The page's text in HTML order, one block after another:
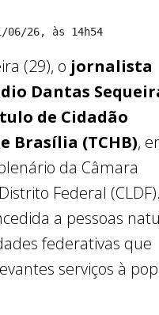
06/26, às 14h54
(29), o jornalista
Dantas
de Cidadão
Brasília (TCHB),
da Câmara
Federal
a pessoas
federativas que
serviços à